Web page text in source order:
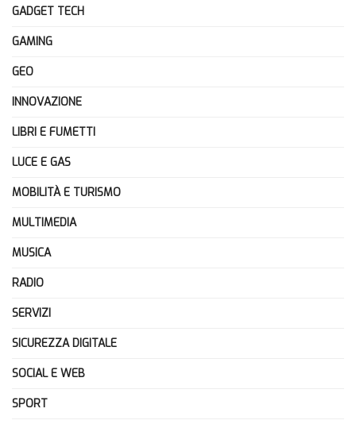
GADGET TECH
GAMING
GEO
INNOVAZIONE
LIBRI E FUMETTI
LUCE E GAS
MOBILITÀ E TURISMO
MULTIMEDIA
MUSICA
RADIO
SERVIZI
SICUREZZA DIGITALE
SOCIAL E WEB
SPORT